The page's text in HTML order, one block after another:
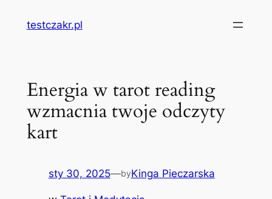
testczakr.pl
Energia w tarot reading
wzmacnia twoje odczyty
kart
sty 30, 2025—byKinga Pieczarska